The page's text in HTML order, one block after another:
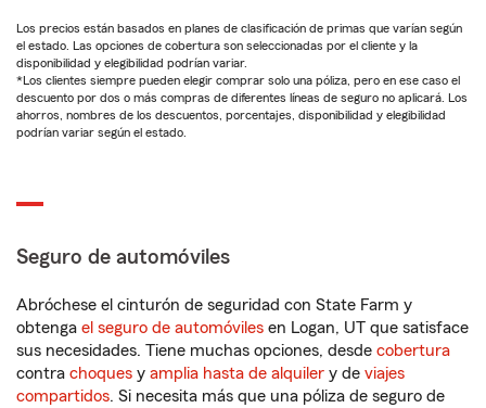
Los precios están basados en planes de clasificación de primas que varían según
el estado. Las opciones de cobertura son seleccionadas por el cliente y la
disponibilidad y elegibilidad podrían variar.
*Los clientes siempre pueden elegir comprar solo una póliza, pero en ese caso el
descuento por dos o más compras de diferentes líneas de seguro no aplicará. Los
ahorros, nombres de los descuentos, porcentajes, disponibilidad y elegibilidad
podrían variar según el estado.
Seguro de automóviles
Abróchese el cinturón de seguridad con State Farm y
obtenga el seguro de automóviles en Logan, UT que satisface
sus necesidades. Tiene muchas opciones, desde cobertura
contra choques y amplia hasta de alquiler y de viajes
compartidos. Si necesita más que una póliza de seguro de